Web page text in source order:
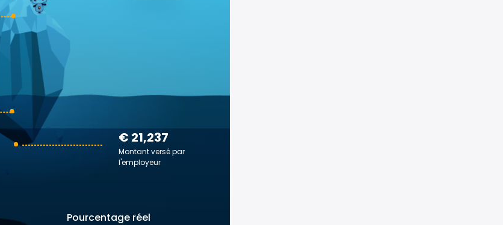
€ 21,237
Montant versé par
l'employeur
Pourcentage réel